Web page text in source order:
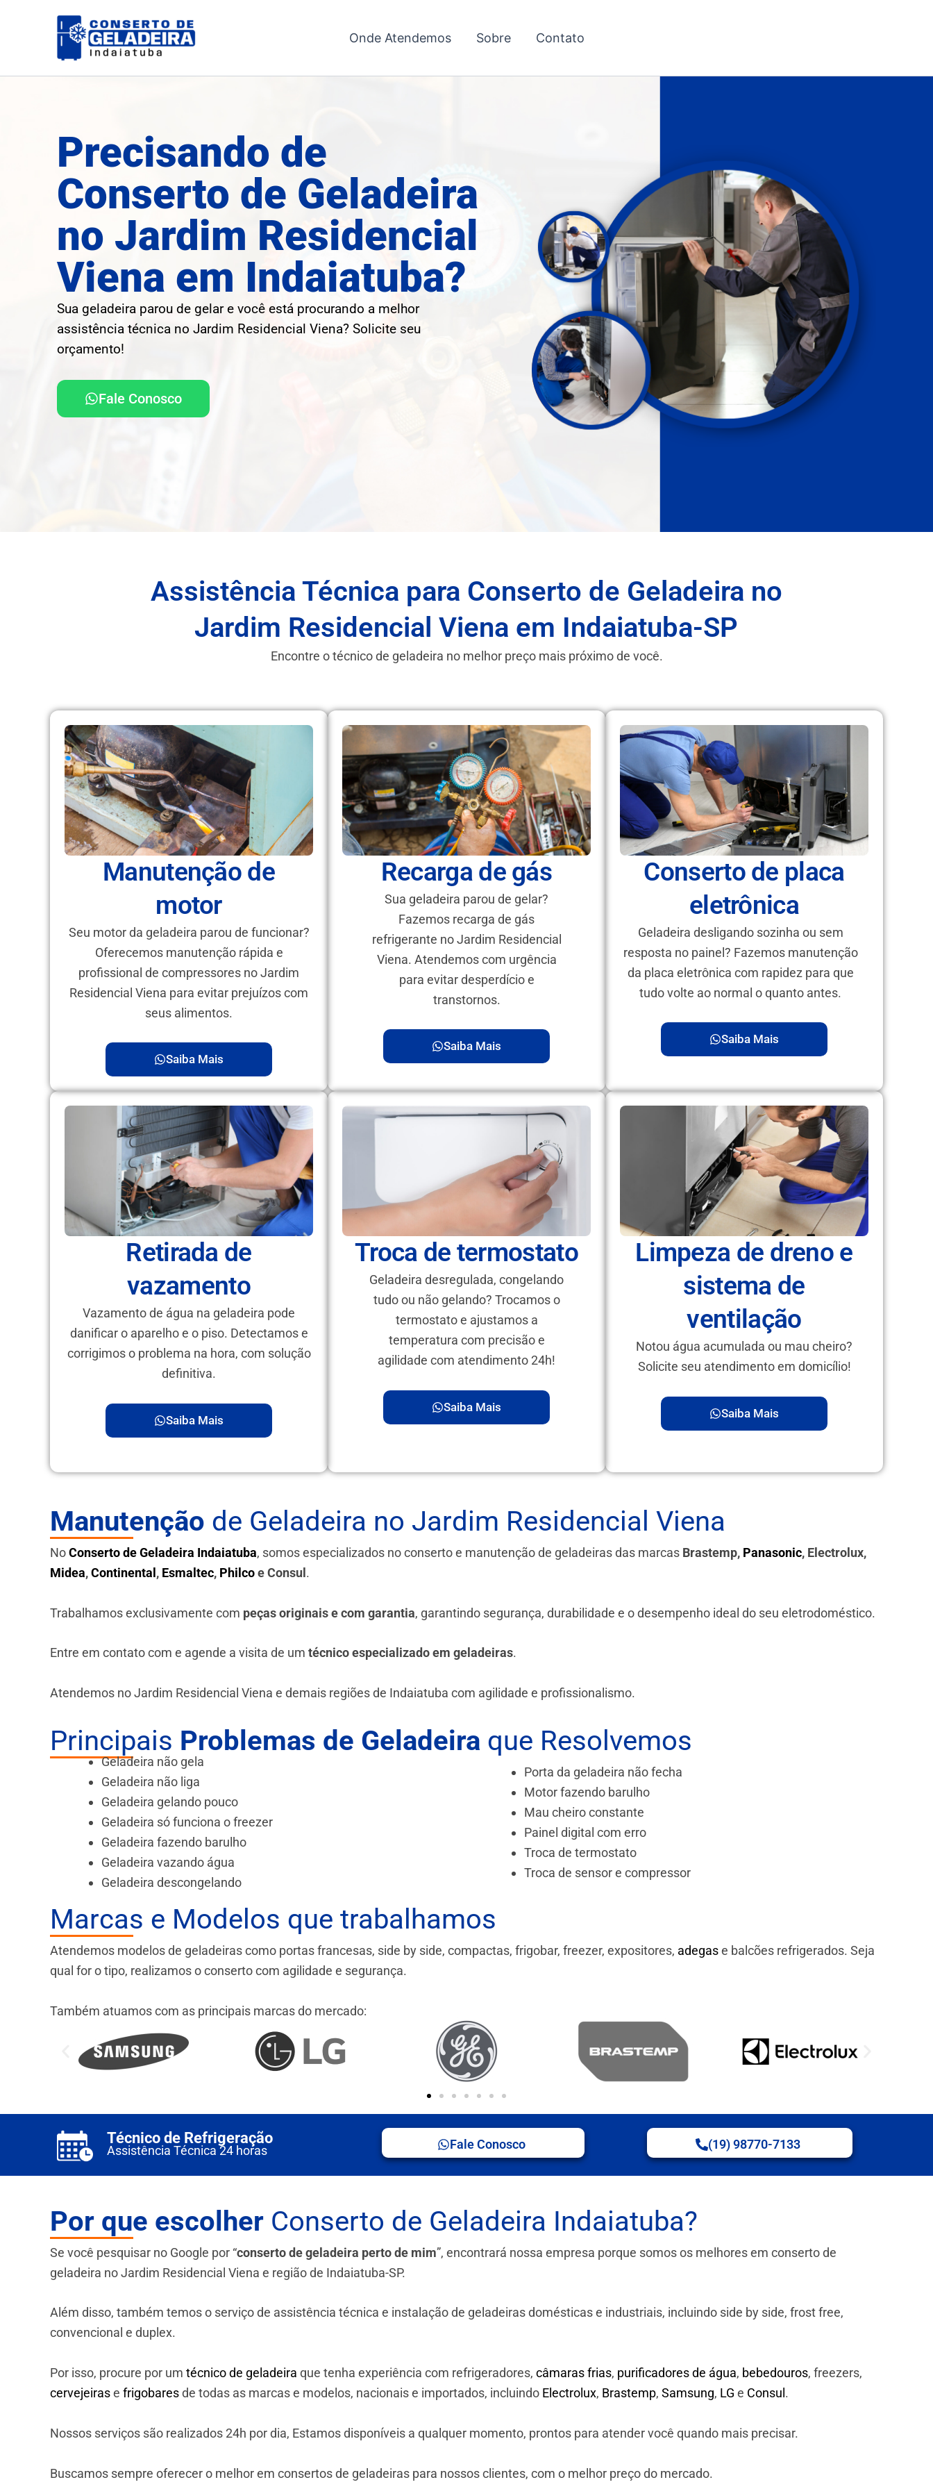
Onde Atendemos Sobre Contato
Precisando de
Conserto de Geladeira
no Jardim Residencial
Viena em Indaiatuba?
Sua geladeira parou de gelar e você está procurando a melhor
assistência técnica no Jardim Residencial Viena? Solicite seu
orçamento!
Fale Conosco
Assistência Técnica para Conserto de Geladeira no
Jardim Residencial Viena em Indaiatuba-SP
Encontre o técnico de geladeira no melhor preço mais próximo de você.
Manutenção de
motor
Seu motor da geladeira parou de funcionar?
Oferecemos manutenção rápida e
profissional de compressores no Jardim
Residencial Viena para evitar prejuízos com
seus alimentos.
Saiba Mais
Recarga de gás
Sua geladeira parou de gelar?
Fazemos recarga de gás
refrigerante no Jardim Residencial
Viena. Atendemos com urgência
para evitar desperdício e
transtornos.
Saiba Mais
Conserto de placa
eletrônica
Geladeira desligando sozinha ou sem
resposta no painel? Fazemos manutenção
da placa eletrônica com rapidez para que
tudo volte ao normal o quanto antes.
Saiba Mais
Retirada de
vazamento
Vazamento de água na geladeira pode
danificar o aparelho e o piso. Detectamos e
corrigimos o problema na hora, com solução
definitiva.
Saiba Mais
Troca de termostato
Geladeira desregulada, congelando
tudo ou não gelando? Trocamos o
termostato e ajustamos a
temperatura com precisão e
agilidade com atendimento 24h!
Saiba Mais
Limpeza de dreno e
sistema de
ventilação
Notou água acumulada ou mau cheiro?
Solicite seu atendimento em domicílio!
Saiba Mais
Manutenção de Geladeira no Jardim Residencial Viena
NoConserto de Geladeira Indaiatuba, somos especializados no conserto e manutenção de geladeiras das marcas Brastemp, Panasonic, Electrolux,
Midea,Continental , Esmaltec, Philcoe Consul .
Trabalhamos exclusivamente com peças originais e com garantia, garantindo segurança, durabilidade e o desempenho ideal do seu eletrodoméstico.
Entre em contato com e agende a visita de um técnico especializado em geladeiras.
Atendemos no Jardim Residencial Viena e demais regiões de Indaiatuba com agilidade e profissionalismo.
Principais Problemas de Geladeira que Resolvemos
Geladeira não gela
Geladeira não liga
Geladeira gelando pouco
Geladeira só funciona o freezer
Geladeira fazendo barulho
Geladeira vazando água
Geladeira descongelando
Porta da geladeira não fecha
Motor fazendo barulho
Mau cheiro constante
Painel digital com erro
Troca de termostato
Troca de sensor e compressor
Marcas e Modelos que trabalhamos
Atendemos modelos de geladeiras como portas francesas, side by side, compactas, frigobar, freezer, expositores, adegase balcões refrigerados. Seja
qual for o tipo, realizamos o conserto com agilidade e segurança.
Também atuamos com as principais marcas do mercado:
Técnico de Refrigeração
Assistência Técnica 24 horas Fale Conosco (19) 98770-7133
Por que escolher Conserto de Geladeira Indaiatuba?
Se você pesquisar no Google por “conserto de geladeira perto de mim”, encontrará nossa empresa porque somos os melhores em conserto de
geladeira no Jardim Residencial Viena e região de Indaiatuba-SP.
Além disso, também temos o serviço de assistência técnica e instalação de geladeiras domésticas e industriais, incluindo side by side, frost free,
convencional e duplex.
Por isso, procure por um técnico de geladeira que tenha experiência com refrigeradores, câmaras frias, purificadores de água, bebedouros, freezers,
cervejeirase frigobaresde todas as marcas e modelos, nacionais e importados, incluindo Electrolux, Brastemp, Samsung, LG e Consul .
Nossos serviços são realizados 24h por dia, Estamos disponíveis a qualquer momento, prontos para atender você quando mais precisar.
Buscamos sempre oferecer o melhor em consertos de geladeiras para nossos clientes, com o melhor preço do mercado.